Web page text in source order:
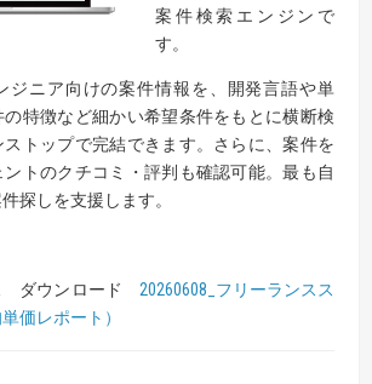
案件検索エンジンで
す。
ジニア向けの案件情報を、開発言語や単
特徴など細かい希望条件をもとに横断検
トップで完結できます。さらに、案件を
トのクチコミ・評判も確認可能。最も自
探しを支援します。
ダウンロード 20260608_フリーランスス
価レポート）